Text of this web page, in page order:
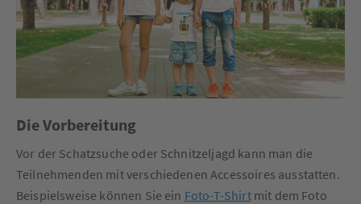
Die Vorbereitung
Vor der Schatzsuche oder Schnitzeljagd kann man die
Teilnehmenden mit verschiedenen Accessoires ausstatten.
Beispielsweise können Sie ein Foto-T-Shirtmit dem Foto